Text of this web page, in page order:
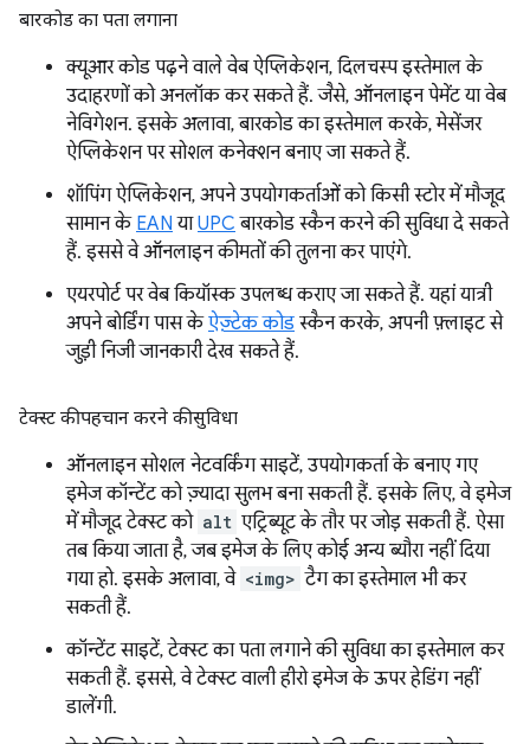
बारकोड का पता लगाना
क्यूआर कोड पढ़ने वाले वेब ऐप्लिकेशन, दिलचस्प इस्तेमाल के
उदाहरणों को अनलॉक कर सकते हैं. जैसे, ऑनलाइन पेमेंट या वेब
नेविगेशन. इसके अलावा, बारकोड का इस्तेमाल करके, मेसेंजर
ऐप्लिकेशन पर सोशल कनेक्शन बनाए जा सकते हैं.
शॉपिंग ऐप्लिकेशन, अपने उपयोगकर्ताओं को किसी स्टोर में मौजूद
सामान के EAN याUPC बारकोड स्कैन करने की सुविधा दे सकते
हैं. इससे वे ऑनलाइन कीमतों की तुलना कर पाएंगे.
एयरपोर्ट पर वेब कियॉस्क उपलब्ध कराए जा सकते हैं. यहां यात्री
अपने बोर्डिंग पास केऐज़्टेक कोड स्कैन करके, अपनी फ़्लाइट से
जुड़ी निजी जानकारी देख सकते हैं.
टेक्स्ट की पहचान करने की सुविधा
ऑनलाइन सोशल नेटवर्किंग साइटें, उपयोगकर्ता के बनाए गए
इमेज कॉन्टेंट को ज़्यादा सुलभ बना सकती हैं. इसके लिए, वे इमेज
में मौजूद टेक्स्ट को alt एट्रिब्यूट के तौर पर जोड़ सकती हैं. ऐसा
तब किया जाता है, जब इमेज के लिए कोई अन्य ब्यौरा नहीं दिया
गया हो. इसके अलावा, वे <img> टैग का इस्तेमाल भी कर
सकती हैं.
कॉन्टेंट साइटें, टेक्स्ट का पता लगाने की सुविधा का इस्तेमाल कर
सकती हैं. इससे, वे टेक्स्ट वाली हीरो इमेज के ऊपर हेडिंग नहीं
डालेंगी.